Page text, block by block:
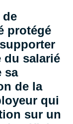
de
protégé
du salarié
sa
de la
qui
sur un